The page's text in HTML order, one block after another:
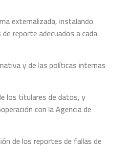
externalizada, instalando
reporte adecuados a cada
y de las políticas internas
los titulares de datos, y
con la Agencia de
de los reportes de fallas de